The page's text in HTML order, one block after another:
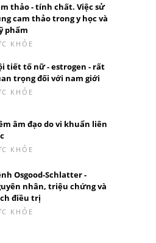
thảo - tính chất. Việc sử
cam thảo trong y học và
phẩm
KHỎE
tiết tố nữ - estrogen - rất
trọng đối với nam giới
KHỎE
âm đạo do vi khuẩn liên
KHỎE
Osgood-Schlatter -
nhân, triệu chứng và
điều trị
KHỎE